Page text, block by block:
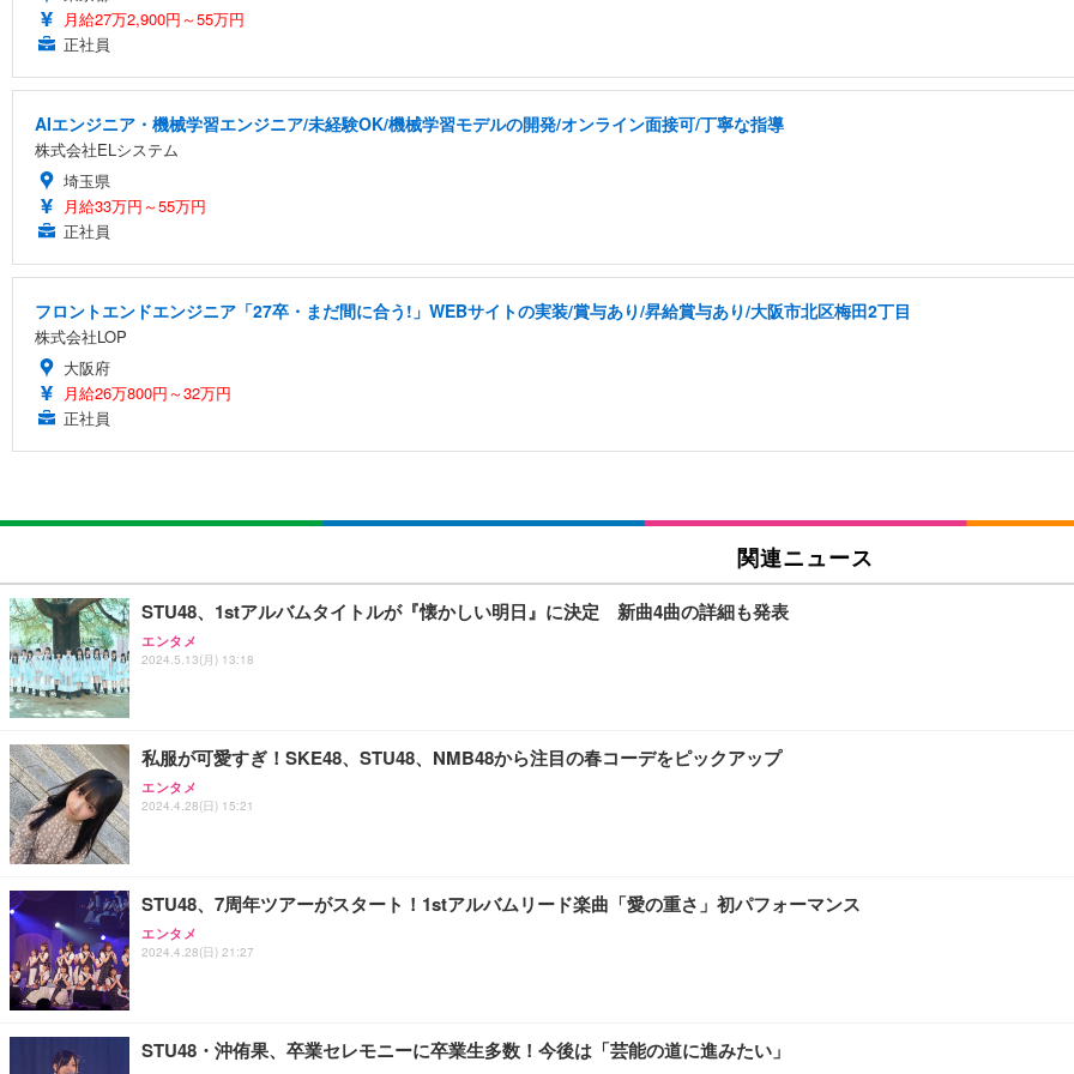
月給27万2,900円～55万円
正社員
AIエンジニア・機械学習エンジニア/未経験OK/機械学習モデルの開発/オンライン面接可/丁寧な指導
株式会社ELシステム
埼玉県
月給33万円～55万円
正社員
フロントエンドエンジニア「27卒・まだ間に合う!」WEBサイトの実装/賞与あり/昇給賞与あり/大阪市北区梅田2丁目
株式会社LOP
大阪府
月給26万800円～32万円
正社員
関連ニュース
STU48、1stアルバムタイトルが『懐かしい明日』に決定 新曲4曲の詳細も発表
エンタメ
2024.5.13(月) 13:18
私服が可愛すぎ！SKE48、STU48、NMB48から注目の春コーデをピックアップ
エンタメ
2024.4.28(日) 15:21
STU48、7周年ツアーがスタート！1stアルバムリード楽曲「愛の重さ」初パフォーマンス
エンタメ
2024.4.28(日) 21:27
STU48・沖侑果、卒業セレモニーに卒業生多数！今後は「芸能の道に進みたい」